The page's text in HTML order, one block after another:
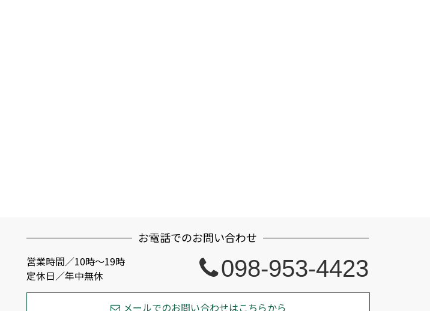
お電話でのお問い合わせ
営業時間／10時～19時
定休日／年中無休
098-953-4423
メールでのお問い合わせはこちらから